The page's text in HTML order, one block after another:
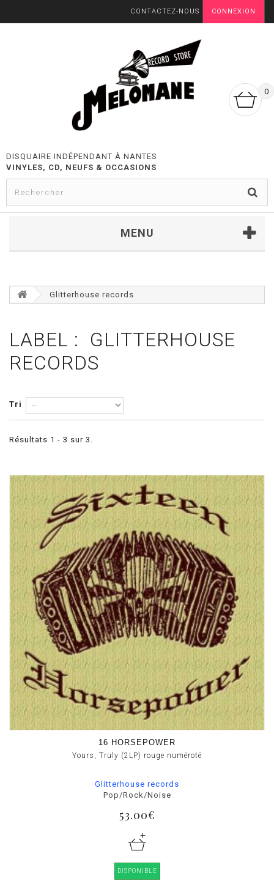
CONNEXION
CONTACTEZ-NOUS
0
DISQUAIRE INDÉPENDANT À NANTES
VINYLES, CD, NEUFS & OCCASIONS
MENU
Glitterhouse records
LABEL : GLITTERHOUSE
RECORDS
Tri
Résultats 1 - 3 sur 3.
16 HORSEPOWER
Yours, Truly (2LP) rouge numéroté
Glitterhouse records
Pop/Rock/Noise
53.00€
DISPONIBLE